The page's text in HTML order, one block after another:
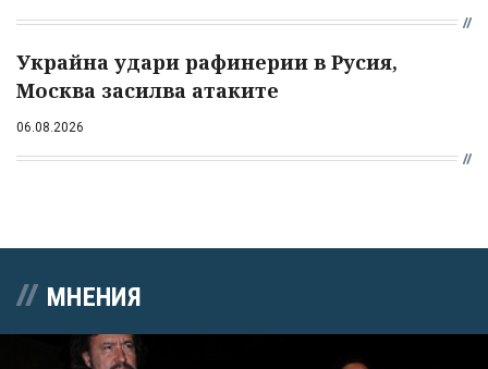
Украйна удари рафинерии в Русия,
Москва засилва атаките
06.08.2026
МНЕНИЯ